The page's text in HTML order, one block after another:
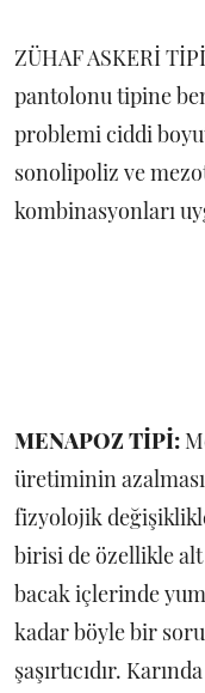
ZÜHAF ASKERİ
pantolonu tipine
problemi ciddi
sonolipoliz ve
kombinasyonları
MENAPOZ TİPİ:
üretiminin
fizyolojik
birisi de özellikle
bacak içlerinde
kadar böyle bir
şaşırtıcıdır.